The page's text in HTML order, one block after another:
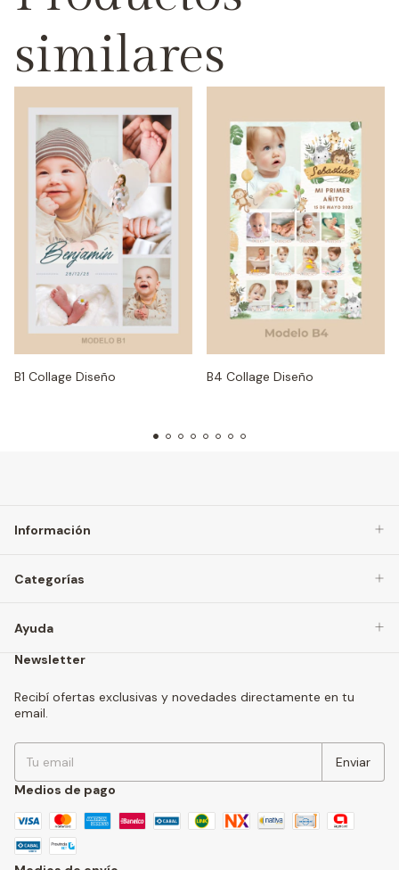
similares
B1 Collage Diseño B4 Collage Diseño
Información
Categorías
Ayuda
Newsletter
Recibí ofertas exclusivas y novedades directamente en tu
email.
Medios de pago